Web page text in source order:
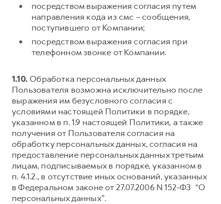
посредством выражения согласия путем
направления кода из смс – сообщения,
поступившего от Компании;
посредством выражения согласия при
телефонном звонке от Компании.
1.10. Обработка персональных данных
Пользователя возможна исключительно после
выражения им безусловного согласия с
условиями настоящей Политики в порядке,
указанном в п. 1.9 настоящей Политики, а также
получения от Пользователя согласия на
обработку персональных данных, согласия на
предоставление персональных данных третьим
лицам, подписываемых в порядке, указанном в
п. 4.1.2., в отсутствие иных оснований, указанных
в Федеральном законе от 27.07.2006 N 152-ФЗ “О
персональных данных”.